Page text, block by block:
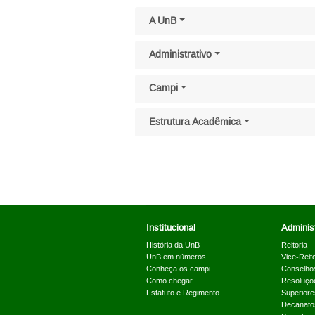
A UnB
Administrativo
Campi
Estrutura Acadêmica
Institucional
História da UnB
UnB em números
Conheça os campi
Como chegar
Estatuto e Regimento
Reitoria
Vice-